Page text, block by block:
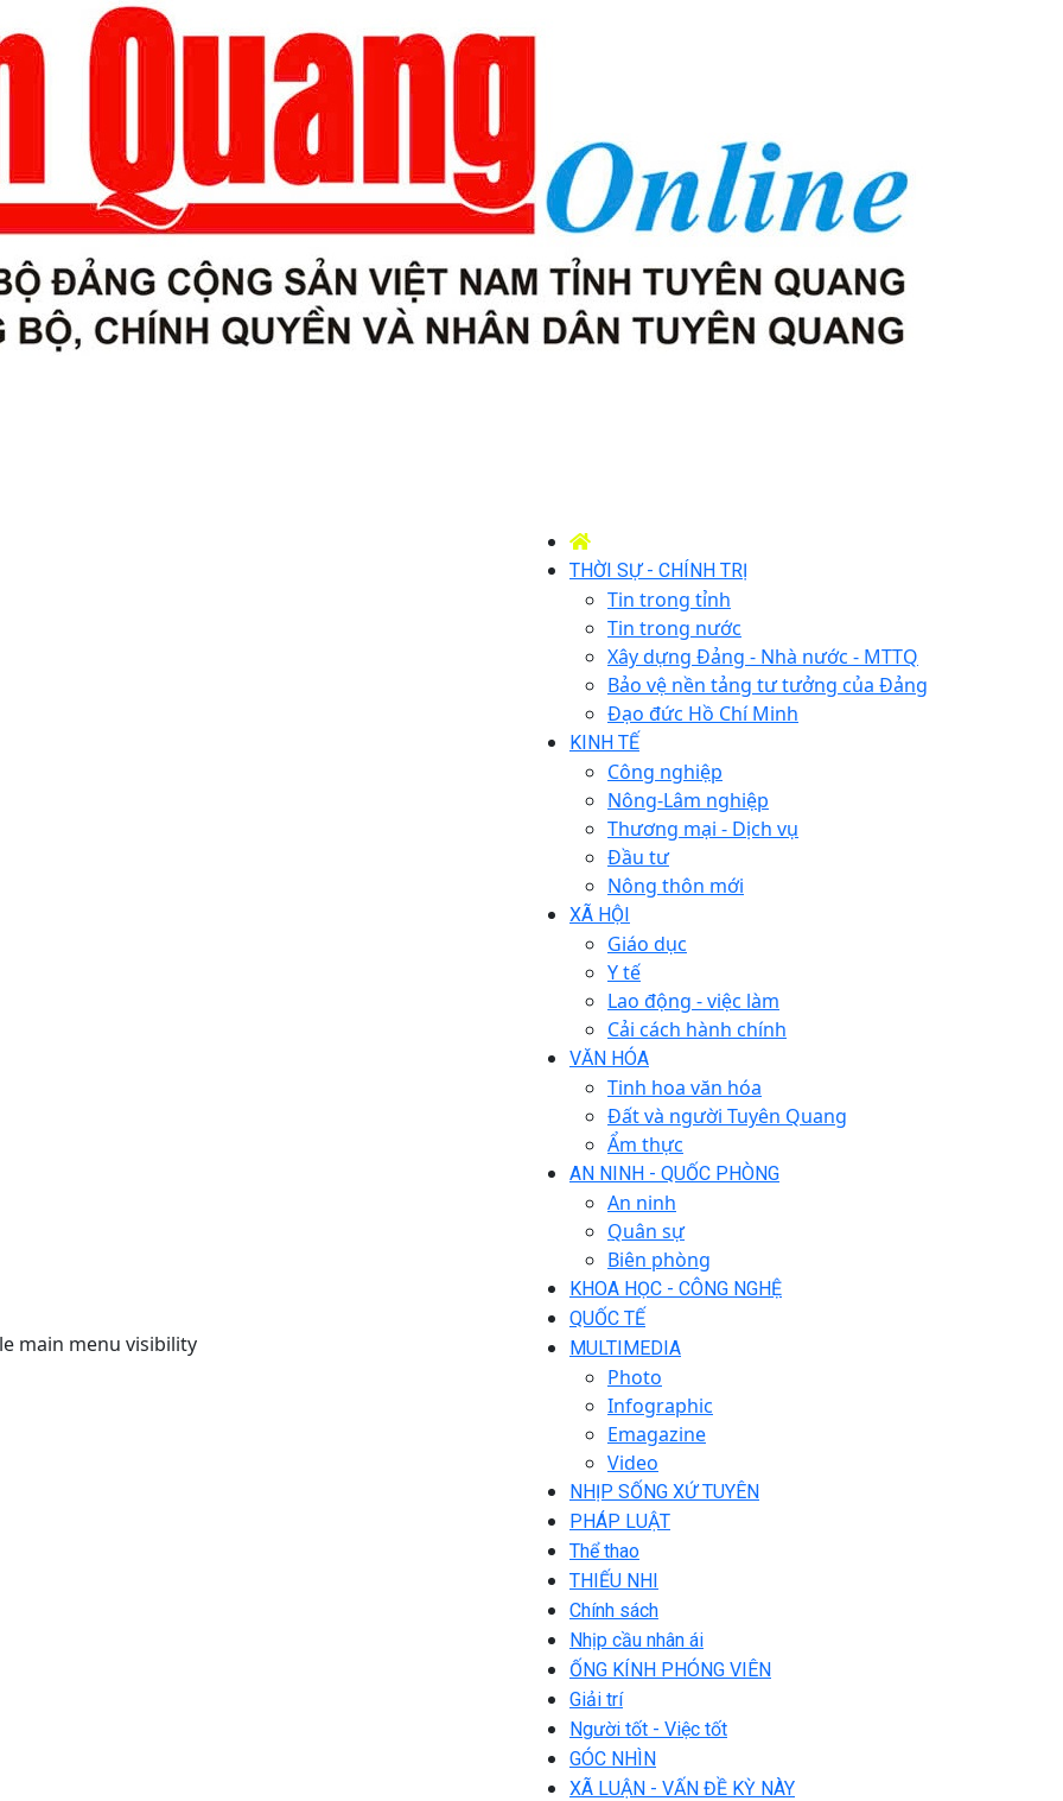
main menu visibility
THỜI SỰ - CHÍNH TRỊ
Tin trong tỉnh
Tin trong nước
Xây dựng Đảng - Nhà nước - MTTQ
Bảo vệ nền tảng tư tưởng của Đảng
Đạo đức Hồ Chí Minh
KINH TẾ
Công nghiệp
Nông-Lâm nghiệp
Thương mại - Dịch vụ
Đầu tư
Nông thôn mới
XÃ HỘI
Giáo dục
Y tế
Lao động - việc làm
Cải cách hành chính
VĂN HÓA
Tinh hoa văn hóa
Đất và người Tuyên Quang
Ẩm thực
AN NINH - QUỐC PHÒNG
An ninh
Quân sự
Biên phòng
KHOA HỌC - CÔNG NGHỆ
QUỐC TẾ
MULTIMEDIA
Photo
Infographic
Emagazine
Video
NHỊP SỐNG XỨ TUYÊN
PHÁP LUẬT
Thể thao
THIẾU NHI
Chính sách
Nhịp cầu nhân ái
ỐNG KÍNH PHÓNG VIÊN
Giải trí
Người tốt - Việc tốt
GÓC NHÌN
XÃ LUẬN - VẤN ĐỀ KỲ NÀY